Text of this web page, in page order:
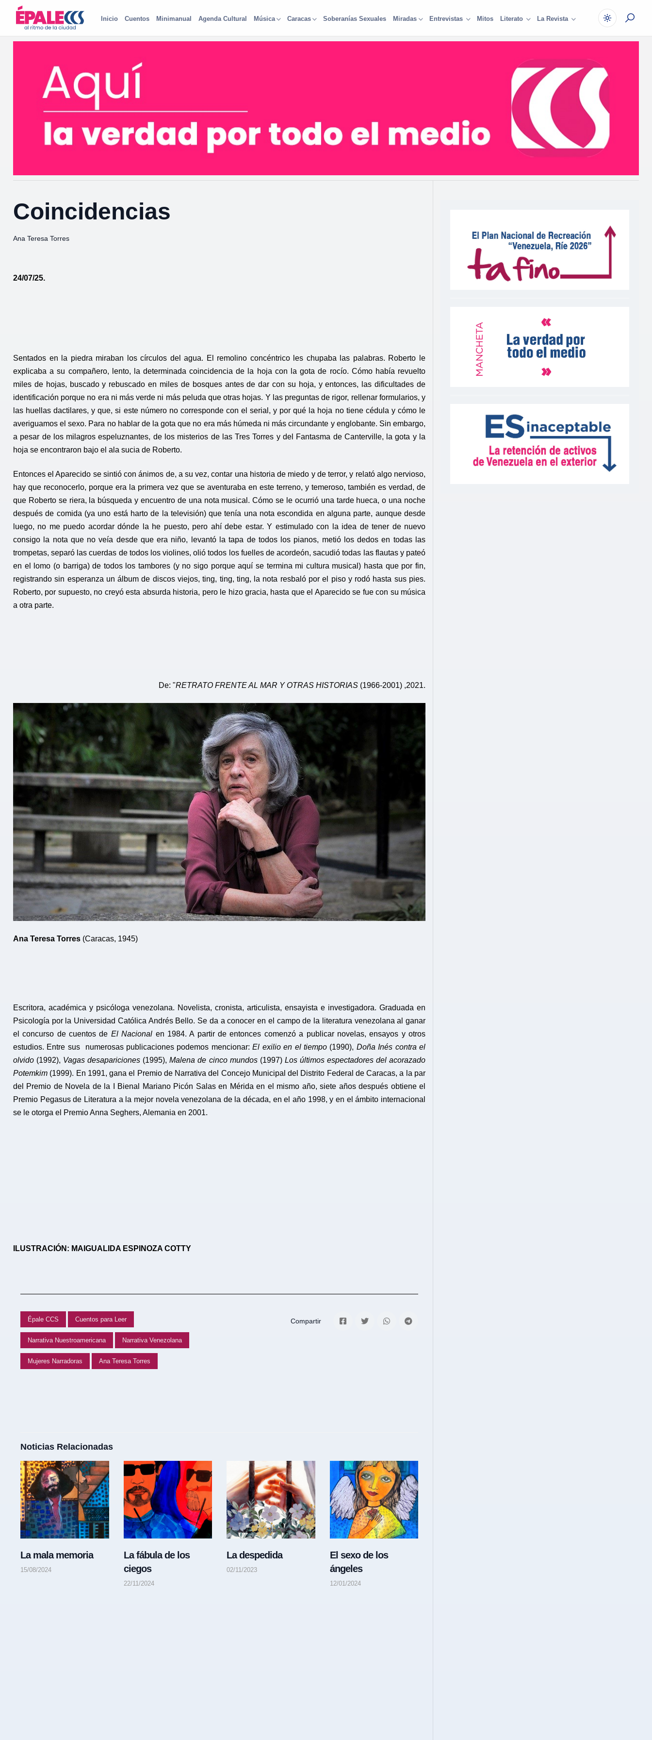
Inicio Cuentos Minimanual Agenda Cultural Música Caracas Soberanías Sexuales Miradas Entrevistas Mitos Literato La Revista
Coincidencias
Ana Teresa Torres
24/07/25.
Sentados en la piedra miraban los círculos del agua. El remolino concéntrico les chupaba las palabras. Roberto le
explicaba a su compañero, lento, la determinada coincidencia de la hoja con la gota de rocío. Cómo había revuelto
miles de hojas, buscado y rebuscado en miles de bosques antes de dar con su hoja, y entonces, las dificultades de
identificación porque no era ni más verde ni más peluda que otras hojas. Y las preguntas de rigor, rellenar formularios, y
las huellas dactilares, y que, si este número no corresponde con el serial, y por qué la hoja no tiene cédula y cómo le
averiguamos el sexo. Para no hablar de la gota que no era más húmeda ni más circundante y englobante. Sin embargo,
a pesar de los milagros espeluznantes, de los misterios de las Tres Torres y del Fantasma de Canterville, la gota y la
hoja se encontraron bajo el ala sucia de Roberto.
Entonces el Aparecido se sintió con ánimos de, a su vez, contar una historia de miedo y de terror, y relató algo nervioso,
hay que reconocerlo, porque era la primera vez que se aventuraba en este terreno, y temeroso, también es verdad, de
que Roberto se riera, la búsqueda y encuentro de una nota musical. Cómo se le ocurrió una tarde hueca, o una noche
después de comida (ya uno está harto de la televisión) que tenía una nota escondida en alguna parte, aunque desde
luego, no me puedo acordar dónde la he puesto, pero ahí debe estar. Y estimulado con la idea de tener de nuevo
consigo la nota que no veía desde que era niño, levantó la tapa de todos los pianos, metió los dedos en todas las
trompetas, separó las cuerdas de todos los violines, olió todos los fuelles de acordeón, sacudió todas las flautas y pateó
en el lomo (o barriga) de todos los tambores (y no sigo porque aquí se termina mi cultura musical) hasta que por fin,
registrando sin esperanza un álbum de discos viejos, ting, ting, ting, la nota resbaló por el piso y rodó hasta sus pies.
Roberto, por supuesto, no creyó esta absurda historia, pero le hizo gracia, hasta que el Aparecido se fue con su música
a otra parte.
De: "RETRATO FRENTE AL MAR Y OTRAS HISTORIAS (1966-2001) ,2021.
Ana Teresa Torres (Caracas, 1945)
Escritora, académica y psicóloga venezolana. Novelista, cronista, articulista, ensayista e investigadora. Graduada en
Psicología por la Universidad Católica Andrés Bello. Se da a conocer en el campo de la literatura venezolana al ganar
el concurso de cuentos de El Nacional en 1984. A partir de entonces comenzó a publicar novelas, ensayos y otros
estudios. Entre sus numerosas publicaciones podemos mencionar:El exilio en el tiempo(1990), Doña Inés contra el
olvido (1992), Vagas desapariciones (1995),Malena de cinco mundos(1997) Los últimos espectadores del acorazado
Potemkim (1999). En 1991, gana el Premio de Narrativa del Concejo Municipal del Distrito Federal de Caracas, a la par
del Premio de Novela de la I Bienal Mariano Picón Salas en Mérida en el mismo año, siete años después obtiene el
Premio Pegasus de Literatura a la mejor novela venezolana de la década, en el año 1998, y en el ámbito internacional
se le otorga el Premio Anna Seghers, Alemania en 2001.
ILUSTRACIÓN: MAIGUALIDA ESPINOZA COTTY
Épale CCS Cuentos para Leer
Narrativa Nuestroamericana Narrativa Venezolana
Mujeres Narradoras Ana Teresa Torres
Compartir
Noticias Relacionadas
La mala memoria
15/08/2024
La fábula de los
ciegos
22/11/2024
La despedida
02/11/2023
El sexo de los
ángeles
12/01/2024